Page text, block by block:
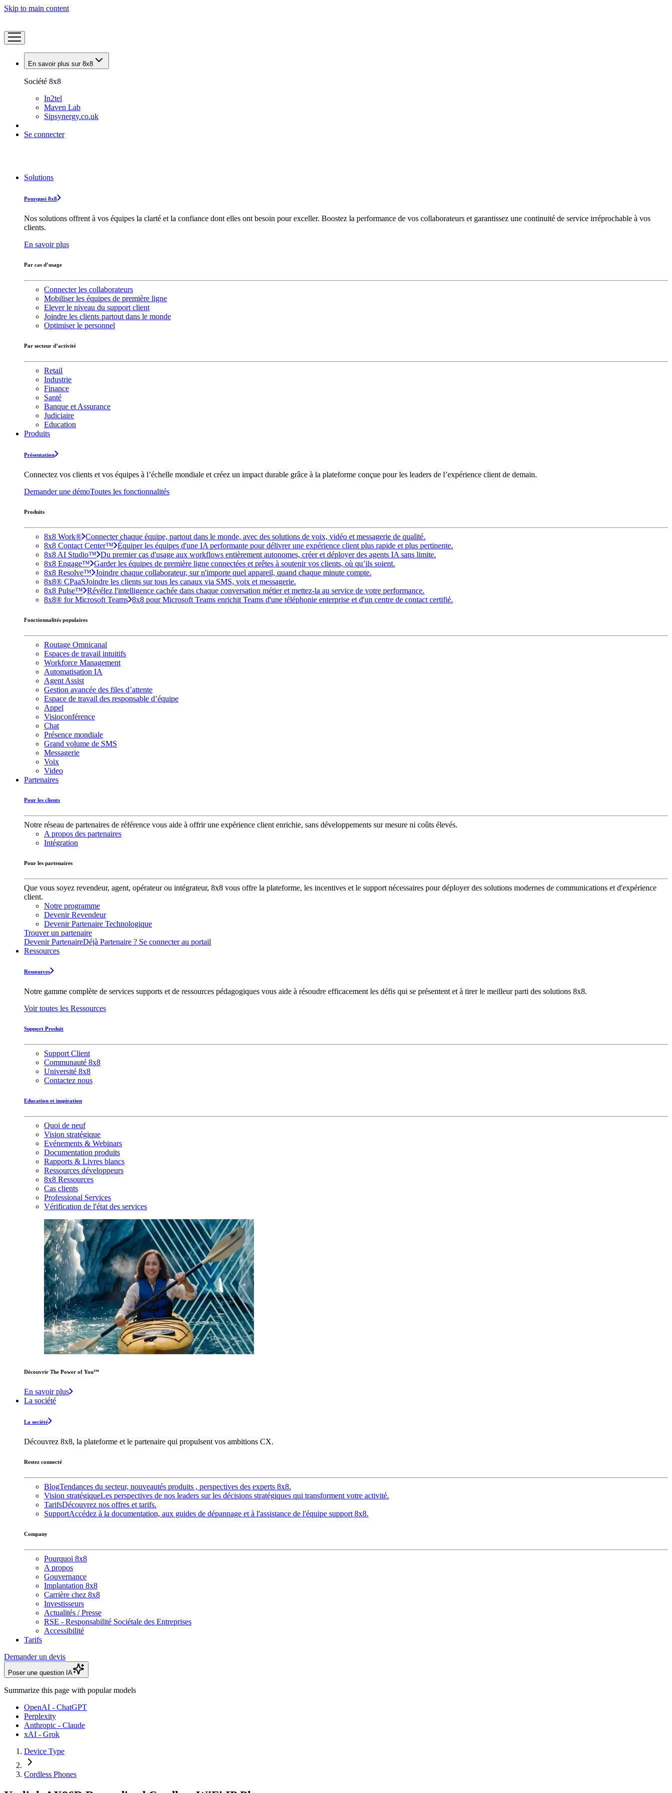
Skip to main content
En savoir plus sur 8x8
Société 8x8
In2tel
Maven Lab
Sipsynergy.co.uk
Se connecter
Solutions
Pourquoi 8x8
Nos solutions offrent à vos équipes la clarté et la confiance dont elles ont besoin pour exceller. Boostez la performance de vos collaborateurs et garantissez une continuité de service irréprochable à vos
clients.
En savoir plus
Par cas d’usage
Connecter les collaborateurs
Mobiliser les équipes de première ligne
Elever le niveau du support client
Joindre les clients partout dans le monde
Optimiser le personnel
Par secteur d’activité
Retail
Industrie
Finance
Santé
Banque et Assurance
Judiciaire
Education
Produits
Présentation
Connectez vos clients et vos équipes à l’échelle mondiale et créez un impact durable grâce à la plateforme conçue pour les leaders de l’expérience client de demain.
Demander une démoToutes les fonctionnalités
Produits
8x8 Work® Connecter chaque équipe, partout dans le monde, avec des solutions de voix, vidéo et messagerie de qualité.
8x8 Contact Center™ Équiper les équipes d'une IA performante pour délivrer une expérience client plus rapide et plus pertinente.
8x8 AI Studio™ Du premier cas d'usage aux workflows entièrement autonomes, créer et déployer des agents IA sans limite.
8x8 Engage™ Garder les équipes de première ligne connectées et prêtes à soutenir vos clients, où qu’ils soient.
8x8 Resolve™ Joindre chaque collaborateur, sur n'importe quel appareil, quand chaque minute compte.
8x8® CPaaSJoindre les clients sur tous les canaux via SMS, voix et messagerie.
8x8 Pulse™ Révélez l'intelligence cachée dans chaque conversation métier et mettez-la au service de votre performance.
8x8® for Microsoft Teams 8x8 pour Microsoft Teams enrichit Teams d'une téléphonie enterprise et d'un centre de contact certifié.
Fonctionnalités populaires
Routage Omnicanal
Espaces de travail intuitifs
Workforce Management
Automatisation IA
Agent Assist
Gestion avancée des files d’attente
Espace de travail des responsable d’équipe
Appel
Visioconférence
Chat
Présence mondiale
Grand volume de SMS
Messagerie
Voix
Video
Partenaires
Pour les clients
Notre réseau de partenaires de référence vous aide à offrir une expérience client enrichie, sans développements sur mesure ni coûts élevés.
A propos des partenaires
Intégration
Pour les partenaires
Que vous soyez revendeur, agent, opérateur ou intégrateur, 8x8 vous offre la plateforme, les incentives et le support nécessaires pour déployer des solutions modernes de communications et d'expérience
client.
Notre programme
Devenir Revendeur
Devenir Partenaire Technologique
Trouver un partenaire
Devenir PartenaireDéjà Partenaire ? Se connecter au portail
Ressources
Ressources
Notre gamme complète de services supports et de ressources pédagogiques vous aide à résoudre efficacement les défis qui se présentent et à tirer le meilleur parti des solutions 8x8.
Voir toutes les Ressources
Support Produit
Support Client
Communauté 8x8
Université 8x8
Contactez nous
Education et inspiration
Quoi de neuf
Vision stratégique
Evénements & Webinars
Documentation produits
Rapports & Livres blancs
Ressources développeurs
8x8 Ressources
Cas clients
Professional Services
Vérification de l'état des services
Découvrir The Power of You™️
En savoir plus
La société
La société
Découvrez 8x8, la plateforme et le partenaire qui propulsent vos ambitions CX.
Restez connecté
BlogTendances du secteur, nouveautés produits , perspectives des experts 8x8.
Vision stratégiqueLes perspectives de nos leaders sur les décisions stratégiques qui transforment votre activité.
TarifsDécouvrez nos offres et tarifs.
SupportAccédez à la documentation, aux guides de dépannage et à l'assistance de l'équipe support 8x8.
Company
Pourquoi 8x8
A propos
Gouvernance
Implantation 8x8
Carrière chez 8x8
Investisseurs
Actualités / Presse
RSE - Responsabilité Sociétale des Entreprises
Accessibilité
Tarifs
Demander un devis
Poser une question IA
Summarize this page with popular models
OpenAI - ChatGPT
Perplexity
Anthropic - Claude
xAI - Grok
Device Type
Cordless Phones